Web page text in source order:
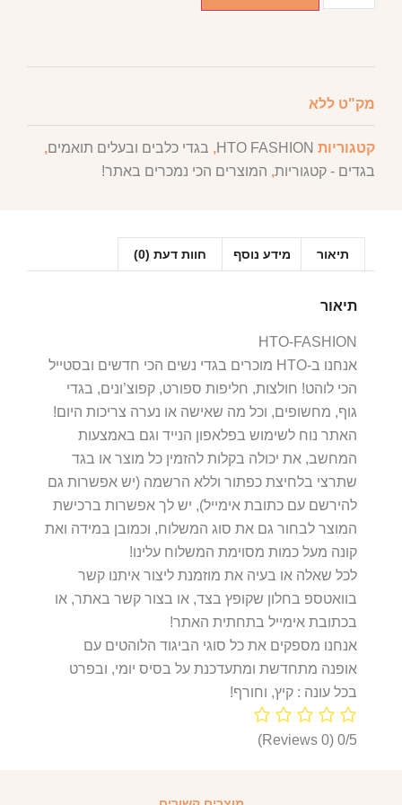
מק"ט ללא
קטגוריות HTO FASHION
, בגדי כלבים ובעלים תואמים,
בגדים - קטגוריות, המוצרים הכי נמכרים באתר!
תיאור מידע נוסף חוות דעת (0)
תיאור
HTO-FASHION
אנחנו ב-HTO מוכרים בגדי נשים הכי חדשים ובסטייל
הכי לוהט! חולצות, חליפות ספורט, קפוצ’ונים, בגדי
גוף, מחשופים, וכל מה שאישה או נערה צריכות היום!
האתר נוח לשימוש בפלאפון הנייד וגם באמצעות
המחשב, את יכולה בקלות להזמין כל מוצר או בגד
שתרצי בלחיצת כפתור וללא הרשמה (יש אפשרות גם
להירשם עם כתובת אימייל), יש לך אפשרות ברכישת
המוצר לבחור גם את סוג המשלוח, וכמובן במידה ואת
קונה מעל כמות מסוימת המשלוח עלינו!
לכל שאלה או בעיה את מוזמנת ליצור איתנו קשר
בוואטספ בחלון שקופץ בצד, או בצור קשר באתר, או
בכתובת אימייל בתחתית האתר!
אנחנו מספקים את כל סוגי הביגוד הלוהטים עם
אופנה מתחדשת ומתעדכנת על בסיס יומי, ובפרט
בכל עונה : קיץ, וחורף!
0/5
(0 Reviews)